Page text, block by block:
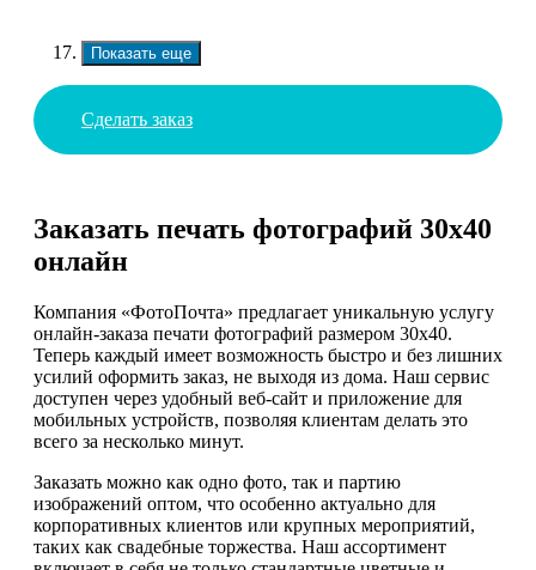
Показать еще
Сделать заказ
Заказать печать фотографий 30х40
онлайн
Компания «ФотоПочта» предлагает уникальную услугу
онлайн-заказа печати фотографий размером 30х40.
Теперь каждый имеет возможность быстро и без лишних
усилий оформить заказ, не выходя из дома. Наш сервис
доступен через удобный веб-сайт и приложение для
мобильных устройств, позволяя клиентам делать это
всего за несколько минут.
Заказать можно как одно фото, так и партию
изображений оптом, что особенно актуально для
корпоративных клиентов или крупных мероприятий,
таких как свадебные торжества. Наш ассортимент